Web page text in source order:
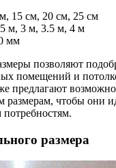
15 см, 20 см, 25 см
м, 3 м, 3.5 м, 4 м
мм
позволяют
помещений и
предлагают
размерам, чтобы они
размера